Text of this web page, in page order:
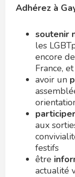
Adhérez à
soutenir
les
encore
France,
avoir un
aux
festifs
être
actualité